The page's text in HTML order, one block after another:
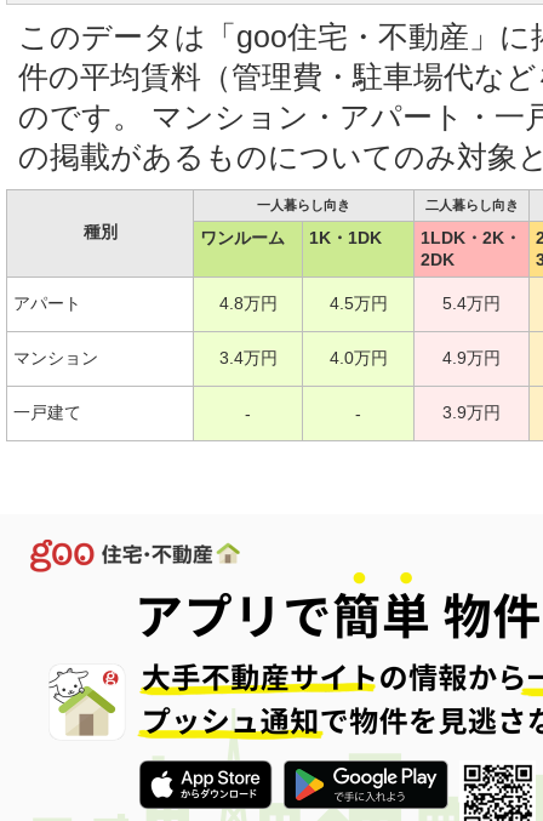
このデータは「goo住宅・不動産」
件の平均賃料（管理費・駐車場代な
のです。 マンション・アパート・一
の掲載があるものについてのみ対象
種別
一人暮らし向き 二人暮らし向き
ワンルーム 1K・1DK
1LDK・2K・
2DK
アパート 4.8万円 4.5万円 5.4万円
マンション 3.4万円 4.0万円 4.9万円
一戸建て - - 3.9万円